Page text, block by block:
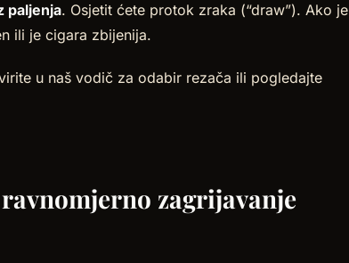
paljenja. Osjetit ćete protok zraka (“draw”). Ako je
ili je cigara zbijenija.
u naš vodič za odabir rezača ili pogledajte
zagrijavanje